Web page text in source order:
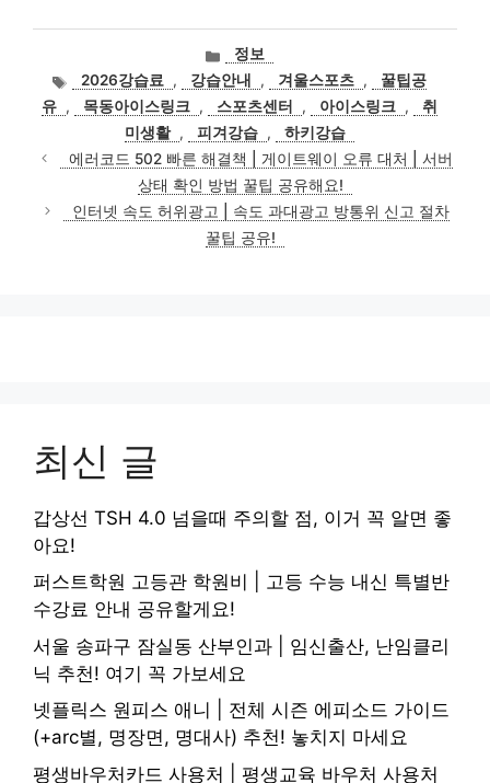
카
테
고
리
정보
태
그
2026강습료 , 강습안내 , 겨울스포츠 ,
꿀팁공
유 , 목동아이스링크 , 스포츠센터 , 아이스링크 ,
취
미생활 , 피겨강습 ,
하키강습
에러코드 502 빠른 해결책 | 게이트웨이 오류 대처 | 서버
상태 확인 방법 꿀팁 공유해요!
인터넷 속도 허위광고 | 속도 과대광고 방통위 신고 절차
꿀팁 공유!
최신 글
갑상선 TSH 4.0 넘을때 주의할 점, 이거 꼭 알면 좋
아요!
퍼스트학원 고등관 학원비 | 고등 수능 내신 특별반
수강료 안내 공유할게요!
서울 송파구 잠실동 산부인과 | 임신출산, 난임클리
닉 추천! 여기 꼭 가보세요
넷플릭스 원피스 애니 | 전체 시즌 에피소드 가이드
(+arc별, 명장면, 명대사) 추천! 놓치지 마세요
평생바우처카드 사용처 | 평생교육 바우처 사용처